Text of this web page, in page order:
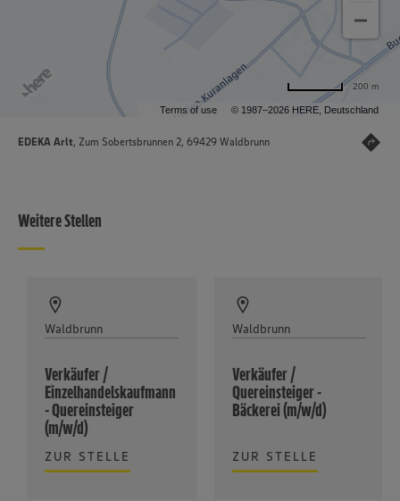
Terms of use © 1987–2026 HERE, Deutschland
200 m
EDEKA Arlt, Zum Sobertsbrunnen 2, 69429 Waldbrunn
Weitere Stellen
Waldbrunn
Verkäufer /
Einzelhandelskaufmann
- Quereinsteiger
(m/w/d)
ZUR STELLE
Waldbrunn
Verkäufer /
Quereinsteiger -
Bäckerei (m/w/d)
ZUR STELLE